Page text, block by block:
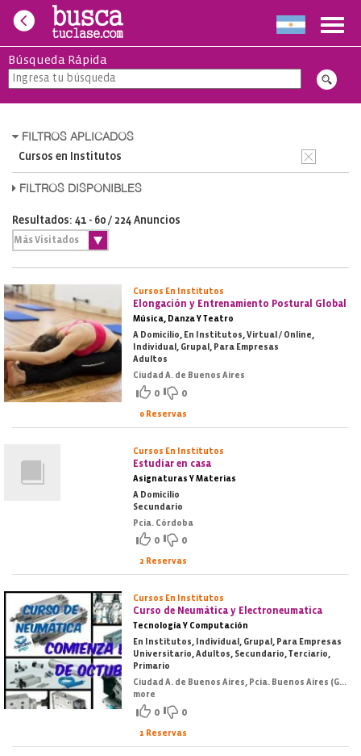
Búsqueda Rápida
FILTROS APLICADOS
Cursos en Institutos
FILTROS DISPONIBLES
Resultados: 41 - 60 / 224 Anuncios
Cursos En Institutos
Elongación y Entrenamiento Postural Global
Música, Danza Y Teatro
A Domicilio, En Institutos, Virtual / Online,
Individual, Grupal, Para Empresas
Adultos
Ciudad A. de Buenos Aires
0 0
0 Reservas
Cursos En Institutos
Estudiar en casa
Asignaturas Y Materias
A Domicilio
Secundario
Pcia. Córdoba
0 0
2 Reservas
Cursos En Institutos
Curso de Neumática y Electroneumatica
Tecnología Y Computación
En Institutos, Individual, Grupal, Para Empresas
Universitario, Adultos, Secundario, Terciario,
Primario
Ciudad A. de Buenos Aires, Pcia. Buenos Aires (GBA Norte), Pcia. Buenos Aires (GBA Oeste), Pcia. Buenos Aires (GBA Sur), Pcia. Buenos Aires (Costa Atlántica)
more
0 0
1 Reservas